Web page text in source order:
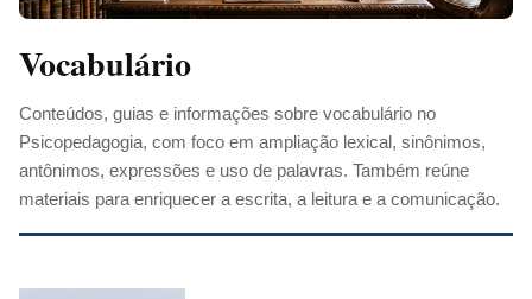
Vocabulário
Conteúdos, guias e informações sobre vocabulário no
Psicopedagogia, com foco em ampliação lexical, sinônimos,
antônimos, expressões e uso de palavras. Também reúne
materiais para enriquecer a escrita, a leitura e a comunicação.